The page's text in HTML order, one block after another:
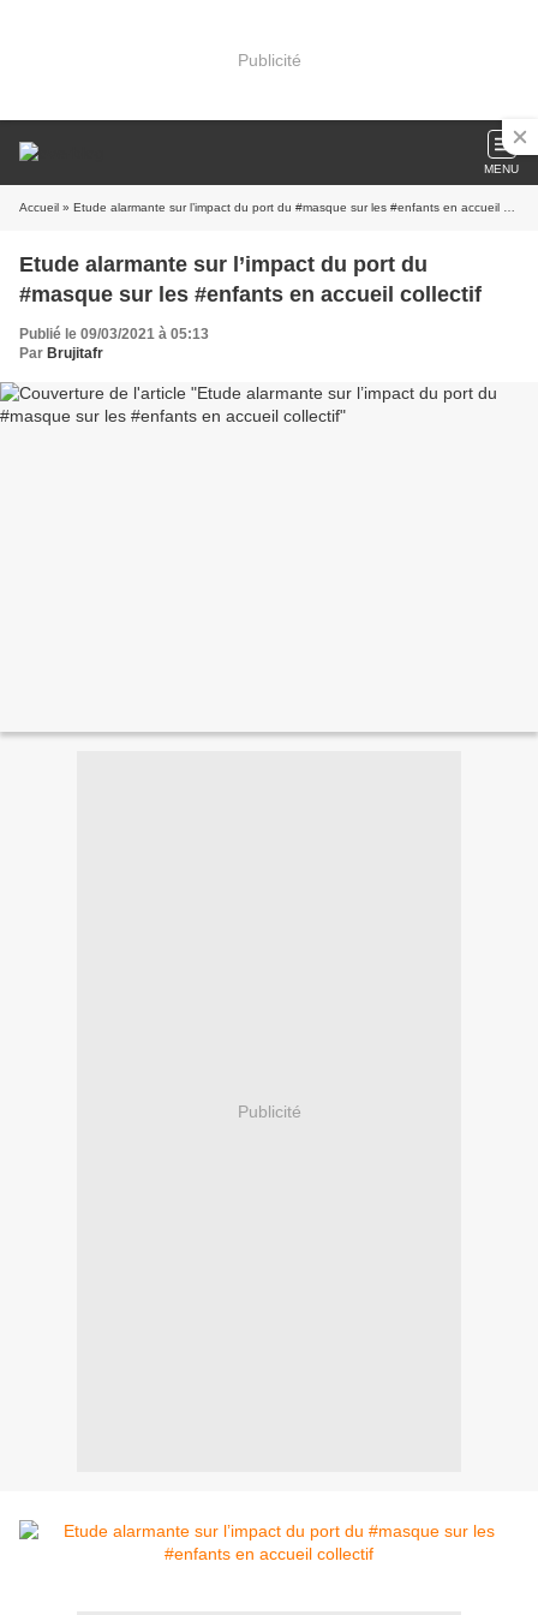
Publicité
MENU
Accueil » Etude alarmante sur l’impact du port du #masque sur les #enfants en accueil collectif
Etude alarmante sur l’impact du port du
#masque sur les #enfants en accueil collectif
Publié le 09/03/2021 à 05:13
Par Brujitafr
Publicité